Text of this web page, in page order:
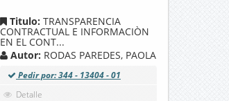
Titulo: TRANSPARENCIA
CONTRACTUAL E INFORMACIÒN
EN EL CONT...
Autor: RODAS PAREDES, PAOLA
Pedir por: 344 - 13404 - 01
Detalle